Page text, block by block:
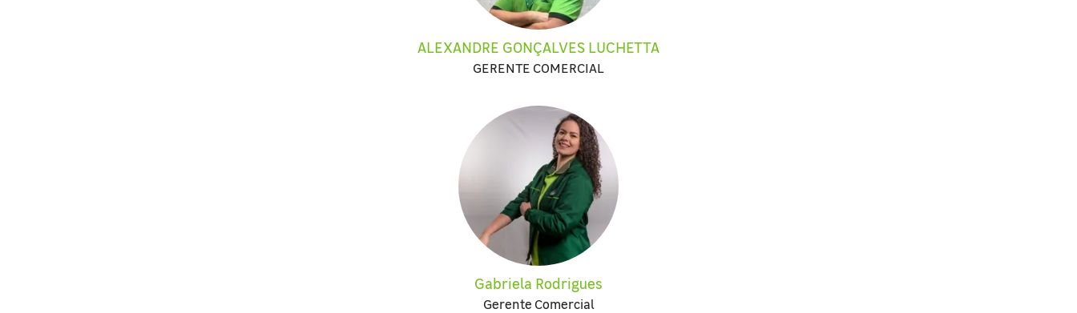
ALEXANDRE GONÇALVES LUCHETTA
GERENTE COMERCIAL
Gabriela Rodrigues
Gerente Comercial